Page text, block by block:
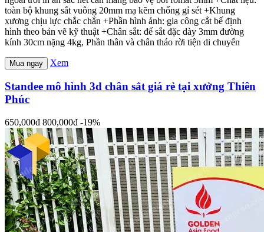
toàn bộ khung sắt vuông 20mm mạ kẽm chống gỉ sét +Khung
xương chịu lực chắc chắn +Phần hình ảnh: gia công cắt bế định
hình theo bản vẽ kỹ thuật +Chân sắt: đế sắt đặc dày 3mm đường
kính 30cm nặng 4kg, Phần thân và chân tháo rời tiện di chuyển
Mua ngay Xem
Standee mô hình 3d chân sắt giá rẻ tại xưởng Thiên
Phúc
650,000đ 800,000đ -19%